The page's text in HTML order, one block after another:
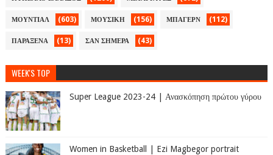
ΜΟΥΝΤΙΑΛ (603) ΜΟΥΣΙΚΗ (156) ΜΠΑΓΕΡΝ (112)
ΠΑΡΑΞΕΝΑ (13) ΣΑΝ ΣΗΜΕΡΑ (43)
WEEK'S TOP
Super League 2023-24 | Ανασκόπηση πρώτου γύρου
Women in Basketball | Ezi Magbegor portrait